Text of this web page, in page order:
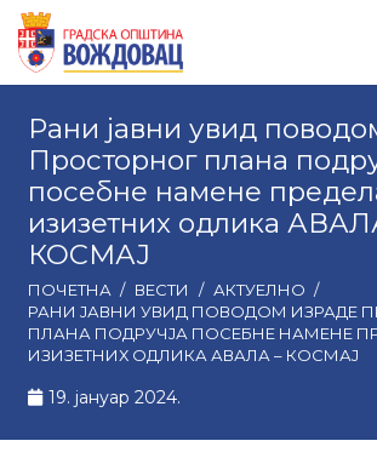
Рани јавни увид
Просторног плана
посебне намене
изизетних одлика
КОСМАЈ
ПОЧЕТНА / ВЕСТИ / АКТУЕЛНО /
РАНИ ЈАВНИ УВИД ПОВОДОМ ИЗРАДЕ
ПЛАНА ПОДРУЧЈА ПОСЕБНЕ НАМЕНЕ
ИЗИЗЕТНИХ ОДЛИКА АВАЛА – КОСМАЈ
19. јануар 2024.